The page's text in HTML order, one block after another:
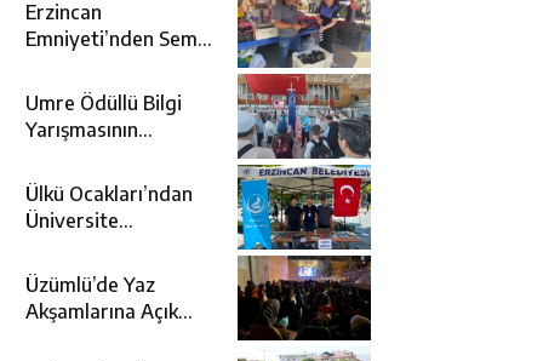
Erzincan
Emniyeti’nden Semt
Bilgilendirme
Faaliyeti
Umre Ödüllü Bilgi
Yarışmasının
Topraklara
Uğurlandı
Ülkü Ocakları’ndan
Üniversite
Desteği
Üzümlü’de Yaz
Akşamlarına Açık